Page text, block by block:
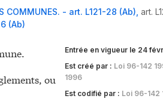
COMMUNES. - art. L121-28 (Ab) art.
(Ab)
ou
Entrée en vigueur le 24
Est créé par : Loi 96-142
1996
Est codifié par : Loi 96-142